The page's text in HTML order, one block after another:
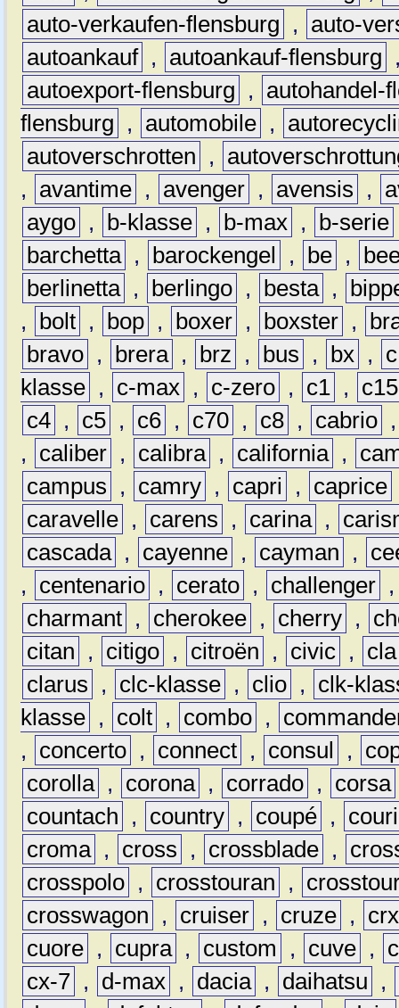
auto-verkaufen-flensburg
,
auto-
autoankauf , autoankauf-flensburg
autoexport-flensburg
,
autohandel-
flensburg
, automobile ,
autoverschrotten
,
,
avantime , avenger , avensis ,
aygo , b-klasse , b-max , b-serie
barchetta , barockengel , be ,
berlinetta , berlingo , besta ,
,
bolt , bop , boxer , boxster ,
bravo , brera , brz , bus , bx ,
c
klasse , c-max , c-zero , c1 ,
c15
c4 , c5 , c6 , c70 , c8 , cabrio
,
caliber , calibra , california ,
campus
, camry , capri , caprice
caravelle , carens , carina ,
cascada , cayenne , cayman ,
,
centenario , cerato , challenger
charmant , cherokee , cherry ,
citan
, citigo , citroën , civic ,
cla
clarus
, clc-klasse , clio ,
clk-
klasse , colt , combo ,
,
concerto , connect , consul ,
corolla , corona , corrado , corsa
countach
, country , coupé ,
croma , cross , crossblade ,
crosspolo , crosstouran ,
crosswagon
, cruiser , cruze ,
crx
cuore , cupra , custom , cuve ,
cx-7 , d-max , dacia , daihatsu
,